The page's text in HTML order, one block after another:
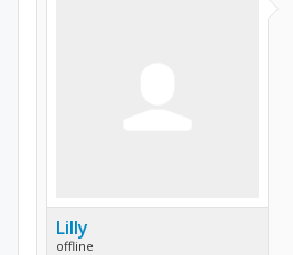
Lilly
offline